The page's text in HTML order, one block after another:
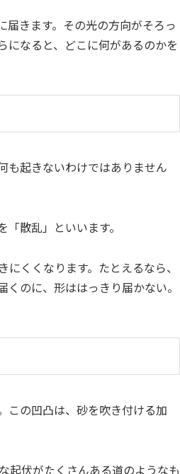
きます。その光の方向がそろっ
になると、どこに何があるのかを
も起きないわけではありません
散乱」といいます。
くくなります。たとえるなら、
のに、形ははっきり届かない。
この凹凸は、砂を吹き付ける加
起伏がたくさんある道のようなも